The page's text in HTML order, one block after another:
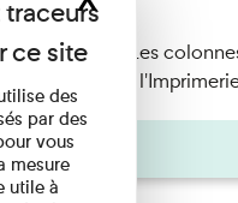
Boucheron — Les
Les Invités de
des
par des
vous
mesure
utile à